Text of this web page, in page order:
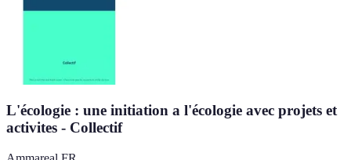
L'écologie : une initiation a l'écologie avec projets et
activites - Collectif